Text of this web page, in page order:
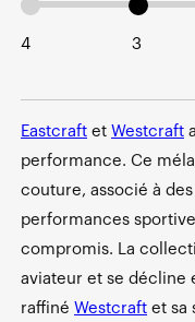
4 3
Eastcraft et Westcraft
performance. Ce
couture, associé à
performances
compromis. La
aviateur et se décline
raffiné Westcraft et sa